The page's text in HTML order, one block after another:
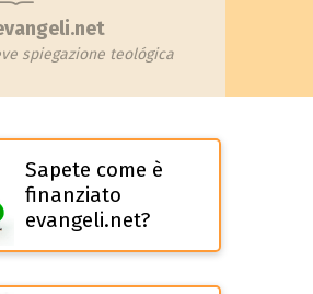
spiegazione teológica
Sapete come è
finanziato
evangeli.net?